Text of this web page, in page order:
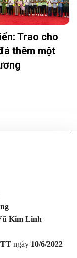
Trao cho
thêm một
Kim Linh
ngày 10/6/2022